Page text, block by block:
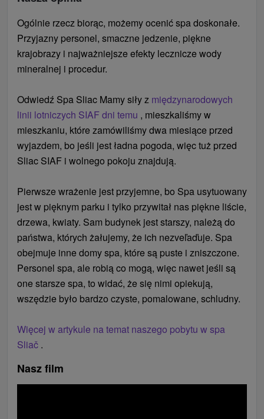
Płatna na miejscu po przyjeździe w recepcji.
podatek lokalny 1 € / osoba / noc
przesuwanie ze strony klienta € 10
parking € 2 / noc, w przypadku pobytów dłuższych
niż 5 nocy parkowanie jest bezpłatne na
zarezerwowanym parkingu
późne wymeldowanie d 16.00 godz. € 20
obiad do wyboru z menu + bar sałatkowy + drink 6
Rozpoczęcie pobytu (posiłek):Kolacja
(niepełne wyżywienie), obiad (pełne wyżywienie).
Zakończenie pobytu (posiłek):Śniadanie.
Posiłek:Śniadanie serwowane jest w formie
dzień wcześniej.
Parking:Monitorowany parking za opłatą.
Internet:Internet jest dostępny w holu bezpłatnie.
Zwierzęta:Zakwaterowanie w hotelu nie jest
możliwe ze zwierzęciem.
Ogólnie rzecz biorąc, możemy ocenić spa doskonałe.
Przyjazny personel, smaczne jedzenie, piękne
krajobrazy i najważniejsze efekty lecznicze wody
mineralnej i procedur.
Odwiedź Spa Sliac Mamy siły z międzynarodowych
linii lotniczych SIAF dni temu , mieszkaliśmy w
mieszkaniu, które zamówiliśmy dwa miesiące przed
wyjazdem, bo jeśli jest ładna pogoda, więc tuż przed
Sliac SIAF i wolnego pokoju znajdują.
Pierwsze wrażenie jest przyjemne, bo Spa usytuowany
jest w pięknym parku i tylko przywitał nas piękne liście,
drzewa, kwiaty. Sam budynek jest starszy, należą do
państwa, których żałujemy, że ich nezveľaďuje. Spa
obejmuje inne domy spa, które są puste i zniszczone.
Personel spa, ale robią co mogą, więc nawet jeśli są
one starsze spa, to widać, że się nimi opiekują,
wszędzie było bardzo czyste, pomalowane, schludny.
Więcej w artykule na temat naszego pobytu w spa
Sliač .
Nasz film